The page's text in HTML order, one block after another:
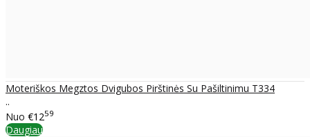
Moteriškos Megztos Dvigubos Pirštinės Su Pašiltinimu T334
..
Nuo €1259
Daugiau